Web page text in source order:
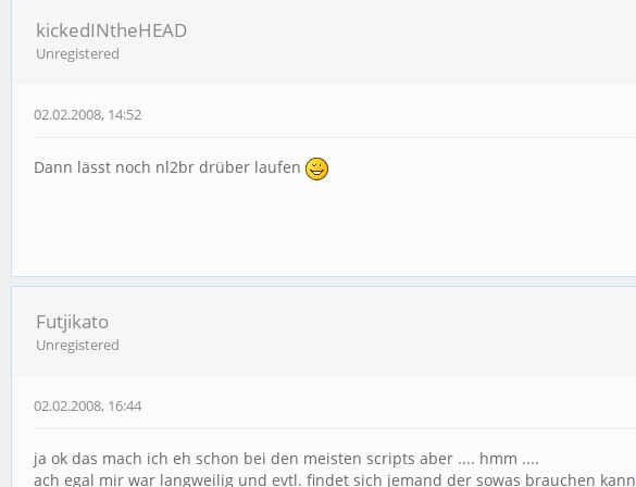
kickedINtheHEAD
Unregistered
02.02.2008, 14:52
Dann lässt noch nl2br drüber laufen
Futjikato
Unregistered
02.02.2008, 16:44
ja ok das mach ich eh schon bei den meisten scripts aber .... hmm ....
ach egal mir war langweilig und evtl. findet sich jemand der sowas brauchen kann